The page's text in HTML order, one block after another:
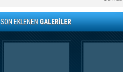
SON EKLENENGALERİLER